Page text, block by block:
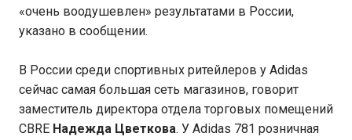
«очень воодушевлен» результатами в России,
указано в сообщении.
В России среди спортивных ритейлеров у Adidas
сейчас самая большая сеть магазинов, говорит
заместитель директора отдела торговых помещений
CBRE Надежда Цветкова. У Adidas 781 розничная